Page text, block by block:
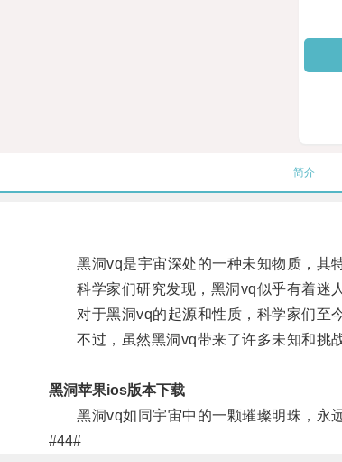
简介
黑洞vq是宇宙深处的一种未知物质，其特
科学家们研究发现，黑洞vq似乎有着迷人
对于黑洞vq的起源和性质，科学家们至今
不过，虽然黑洞vq带来了许多未知和挑战
黑洞苹果ios版本下载
黑洞vq如同宇宙中的一颗璀璨明珠，永远
#44#